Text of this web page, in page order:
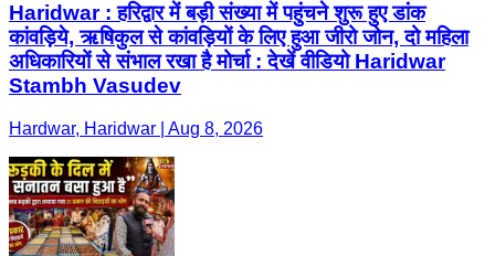
Haridwar : हरिद्वार में बड़ी संख्या में पहुंचने शुरू हुए डांक
कांवड़िये, ऋषिकुल से कांवड़ियों के लिए हुआ जीरो जोन, दो महिला
अधिकारियों से संभाल रखा है मोर्चा : देखें वीडियो Haridwar
Stambh Vasudev
Hardwar, Haridwar | Aug 8, 2026